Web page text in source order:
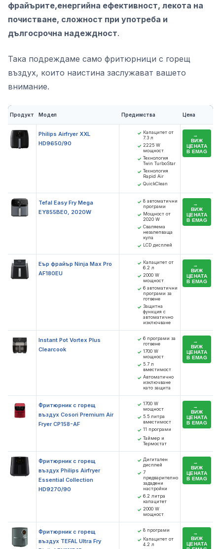
фрайърите,енергийна ефективност, лекота на
почистване, сложност при употреба и
дългосрочна надеждност.
Така подреждаме само фритюрници с горещ
въздух, които наистина заслужават вашето
внимание.
Продукт Модел Предимства Цена
Philips Airfryer XXL
HD9650/90
✓ Капацитет от
7.3 л
✓ 2225 W
мощност
✓ Технология
Twin TurboStar
✓ Технология
Rapid Air
✓ QuickClean
ВИЖ
ЦЕНАТА
В EMAG
Tefal Easy Fry Mega
EY855BE0, 2020W
✓ 8 автоматични
програми
✓ Мощност от
2020 W
✓ Сваляема
незалепваща
купа
✓ LCD дисплей
ВИЖ
ЦЕНАТА
В EMAG
Еър фрайър Ninja Max Pro
AF180EU
✓ Капацитет от
6.2 л
✓ 2000 W
мощност
✓ 6 автоматични
програми за
готвене
✓ Защитна
функция с
автоматично
изключване
ВИЖ
ЦЕНАТА
В EMAG
Instant Pot Vortex Plus
Clearcook
✓ 6 програми за
готвене
✓ 1700 W
мощност
✓ 5.7 л
вместимост
✓ Автоматично
изключване
като защита
ВИЖ
ЦЕНАТА
В EMAG
Фритюрник с горещ
въздух Cosori Premium Air
Fryer CP158-AF
✓ 1700 W
мощност
✓ 5.5 литра
вместимост
✓ 11 програми
✓ Таймер и
Термостат
ВИЖ
ЦЕНАТА
В EMAG
Фритюрник с горещ
въздух Philips Airfryer
Essential Collection
HD9270/90
✓ Дигитален
дисплей
✓ 7
предварително
зададени
настройки
✓ 6.2 литра
капацитет
✓ 2000 W
мощност
ВИЖ
ЦЕНАТА
В EMAG
Фритюрник с горещ
въздух TEFAL Ultra Fry
✓ 8 програми
✓ Капацитет от
4.2 л
ВИЖ
ЦЕНАТА